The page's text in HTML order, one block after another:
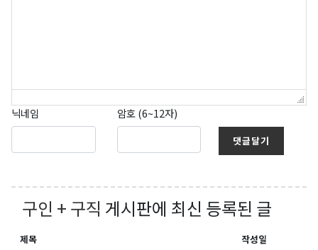
닉네임 암호 (6~12자)
댓글달기
구인 + 구직 게시판에 최신 등록된 글
제목 작성일